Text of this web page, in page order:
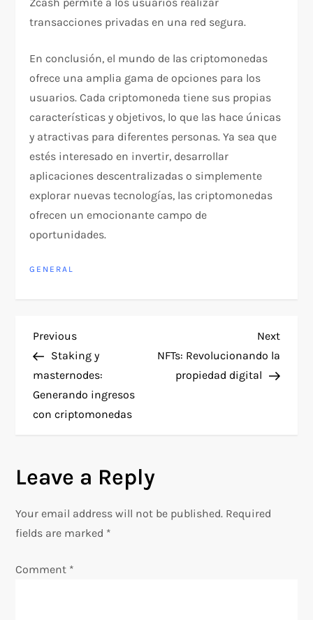
transacciones privadas en una red segura.
En conclusión, el mundo de las criptomonedas
ofrece una amplia gama de opciones para los
usuarios. Cada criptomoneda tiene sus propias
características y objetivos, lo que las hace únicas
y atractivas para diferentes personas. Ya sea que
estés interesado en invertir, desarrollar
aplicaciones descentralizadas o simplemente
explorar nuevas tecnologías, las criptomonedas
ofrecen un emocionante campo de
oportunidades.
GENERAL
P
o
s
n
a
v
i
Previous
Post
Previous
Staking y
masternodes:
Generando ingresos
con criptomonedas
Next
Post
Next
NFTs: Revolucionando la
propiedad digital
Leave a Reply
Your email address will not be published. Required
fields are marked *
Comment *